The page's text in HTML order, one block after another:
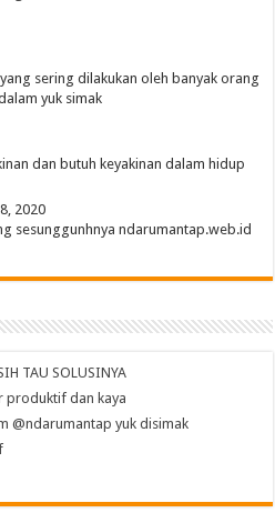
sering dilakukan oleh banyak orang
yuk simak
dan butuh keyakinan dalam hidup
2020
sesunggunhnya ndarumantap.web.id
TAU SOLUSINYA
produktif dan kaya
@ndarumantap yuk disimak